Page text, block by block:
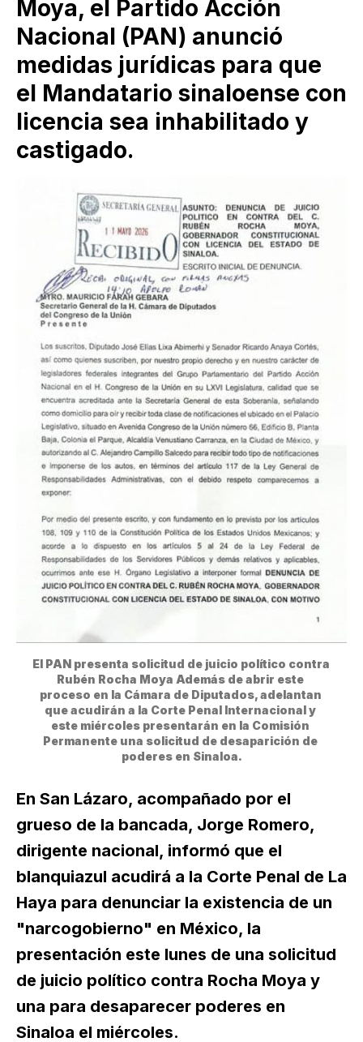
Moya, el Partido Acción
Nacional (PAN) anunció
medidas jurídicas para que
el Mandatario sinaloense con
licencia sea inhabilitado y
castigado.
El PAN presenta solicitud de juicio político contra
Rubén Rocha Moya Además de abrir este
proceso en la Cámara de Diputados, adelantan
que acudirán a la Corte Penal Internacional y
este miércoles presentarán en la Comisión
Permanente una solicitud de desaparición de
poderes en Sinaloa.
En San Lázaro, acompañado por el
grueso de la bancada, Jorge Romero,
dirigente nacional, informó que el
blanquiazul acudirá a la Corte Penal de La
Haya para denunciar la existencia de un
"narcogobierno" en México, la
presentación este lunes de una solicitud
de juicio político contra Rocha Moya y
una para desaparecer poderes en
Sinaloa el miércoles.